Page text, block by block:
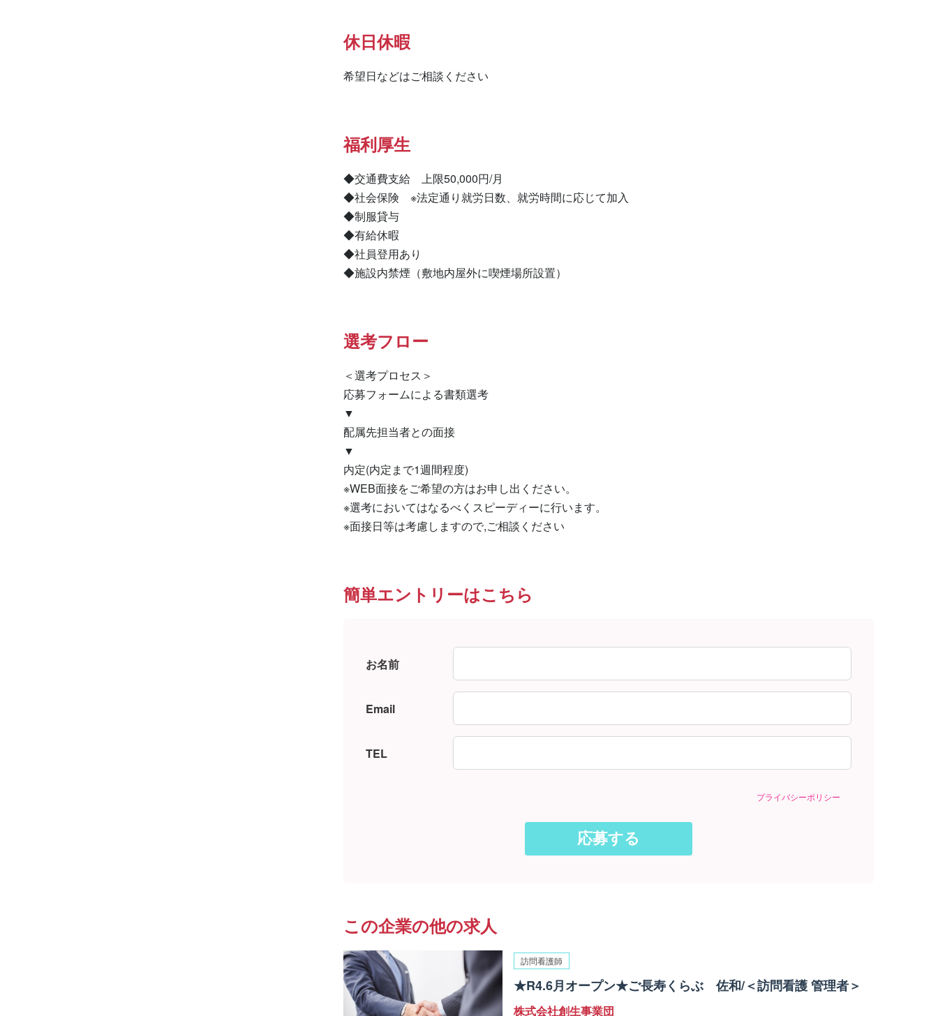
休日休暇
希望日などはご相談ください
福利厚生
◆交通費支給　上限50,000円/月
◆社会保険　※法定通り就労日数、就労時間に応じて加入
◆制服貸与
◆有給休暇
◆社員登用あり
◆施設内禁煙（敷地内屋外に喫煙場所設置）
選考フロー
＜選考プロセス＞
応募フォームによる書類選考
▼
配属先担当者との面接
▼
内定(内定まで1週間程度)
※WEB面接をご希望の方はお申し出ください。
※選考においてはなるべくスピーディーに行います。
※面接日等は考慮しますので,ご相談ください
簡単エントリーはこちら
お名前
Email
TEL
プライバシーポリシー
この企業の他の求人
訪問看護師
★R4.6月オープン★ご長寿くらぶ 佐和/＜訪問看護 管理者＞
株式会社創生事業団